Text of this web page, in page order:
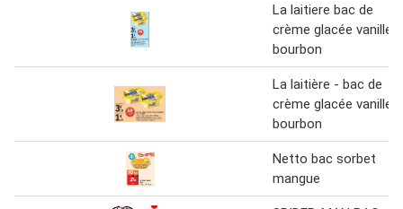
La laitiere bac de
crème glacée vanille
bourbon
La laitière - bac de
crème glacée vanille
bourbon
Netto bac sorbet
mangue